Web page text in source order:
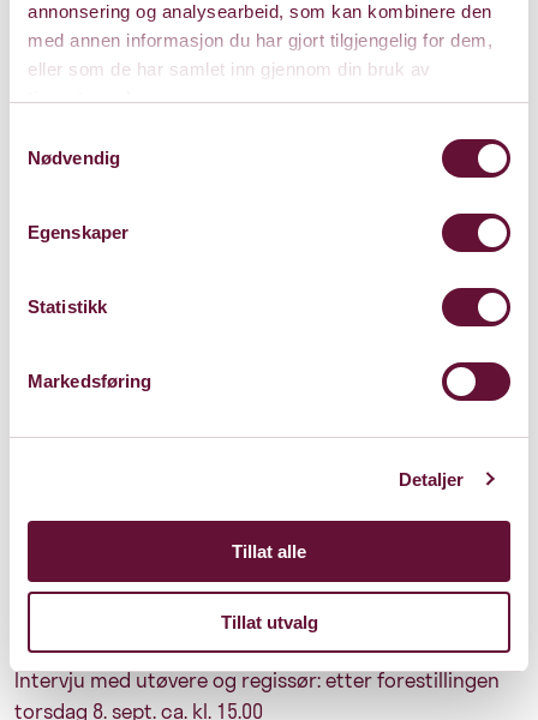
annonsering og analysearbeid, som kan kombinere den
med annen informasjon du har gjort tilgjengelig for dem,
eller som de har samlet inn gjennom din bruk av
tjenestene deres.
Nødvendig
Egenskaper
Statistikk
Markedsføring
Detaljer
Tillat alle
Tillat utvalg
En smakebit på det hele, tonsatt av Hannas fine sang
og spill kan du se her:https://youtu.be/jrrgb83v69E
Aamås (Volda), Mikael Kristiansen (Røros), Mathias
Ramfelt (Tønsberg).
Kostyme/scenografi: Camilla Wexsels Riser
Koreograf : Sergio Miguel Mendes
---
Praktisk Info til presse
Generalprøve/pressevisning med kostymer: Torsdag 8.
Film/foto: Full mulighet til film/foto under
pressevisningen.
Intervju med utøvere og regissør: etter forestillingen
torsdag 8. sept. ca. kl. 15.00